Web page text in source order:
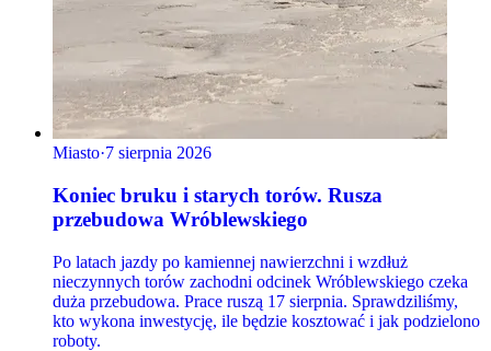
Miasto·7 sierpnia 2026
Koniec bruku i starych torów. Rusza
przebudowa Wróblewskiego
Po latach jazdy po kamiennej nawierzchni i wzdłuż
nieczynnych torów zachodni odcinek Wróblewskiego czeka
duża przebudowa. Prace ruszą 17 sierpnia. Sprawdziliśmy,
kto wykona inwestycję, ile będzie kosztować i jak podzielono
roboty.